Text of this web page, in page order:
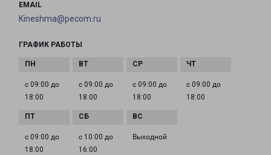
EMAIL
Kineshma@pecom.ru
ГРАФИК РАБОТЫ
с 09:00 до
18:00
с 09:00 до
18:00
с 09:00 до
18:00
с 09:00 до
18:00
с 09:00 до
18:00
с 10:00 до
16:00
Выходной